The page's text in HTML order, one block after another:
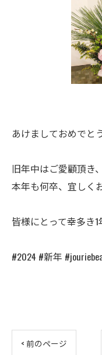
あけましておめでと
旧年中はご愛顧頂き
本年も何卒、宜しく
皆様にとって幸多き
#2024 #新年
< 前のページ